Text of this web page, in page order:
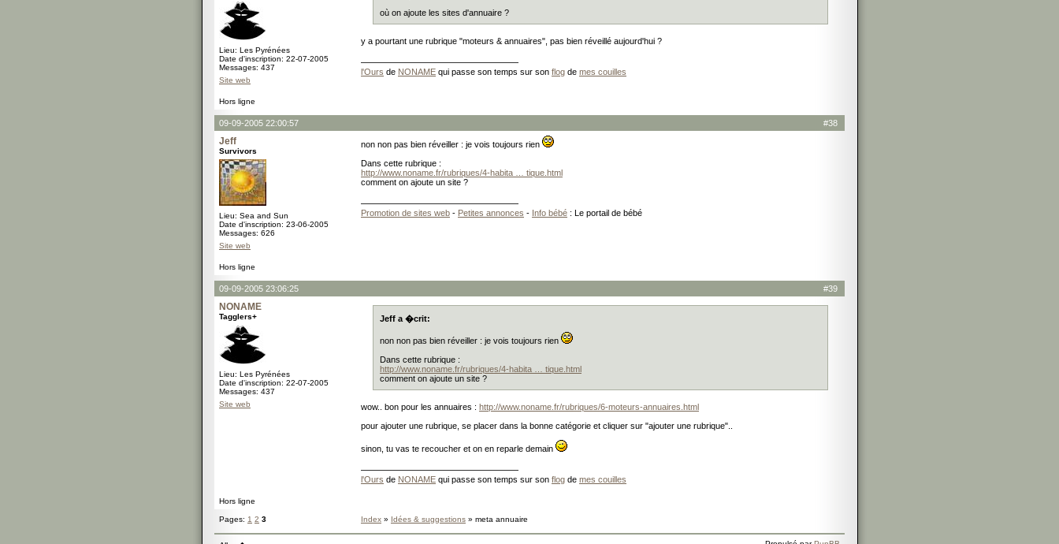
Lieu: Les Pyrénées
Date d'inscription: 22-07-2005
Messages: 437
Site web
où on ajoute les sites d'annuaire ?
y a pourtant une rubrique "moteurs & annuaires", pas bien réveillé aujourd'hui ?
l'Ours de NONAME qui passe son temps sur son flog de mes couilles
Hors ligne
#38
09-09-2005 22:00:57
Jeff
Survivors
Lieu: Sea and Sun
Date d'inscription: 23-06-2005
Messages: 626
Site web
non non pas bien réveiller : je vois toujours rien
Dans cette rubrique :
http://www.noname.fr/rubriques/4-habita … tique.html
comment on ajoute un site ?
Promotion de sites web - Petites annonces - Info bébé : Le portail de bébé
Hors ligne
#39
09-09-2005 23:06:25
NONAME
Tagglers+
Lieu: Les Pyrénées
Date d'inscription: 22-07-2005
Messages: 437
Site web
Jeff a �crit:
non non pas bien réveiller : je vois toujours rien
Dans cette rubrique :
http://www.noname.fr/rubriques/4-habita … tique.html
comment on ajoute un site ?
wow.. bon pour les annuaires : http://www.noname.fr/rubriques/6-moteurs-annuaires.html
pour ajouter une rubrique, se placer dans la bonne catégorie et cliquer sur "ajouter une rubrique"..
sinon, tu vas te recoucher et on en reparle demain
l'Ours de NONAME qui passe son temps sur son flog de mes couilles
Hors ligne
Pages: 1 2 3 Index » Idées & suggestions » meta annuaire